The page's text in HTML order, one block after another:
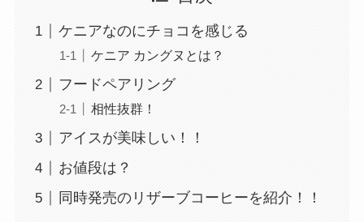
ケニアなのにチョコを感じる
ケニア カングヌとは？
フードペアリング
相性抜群！
アイスが美味しい！！
お値段は？
同時発売のリザーブコーヒーを紹介！！